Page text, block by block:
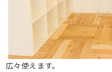
広々使えます。